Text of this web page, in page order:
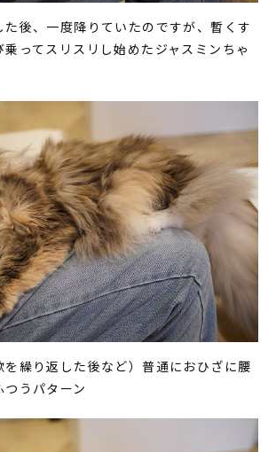
後、一度降りていたのですが、暫くす
ってスリスリし始めたジャスミンちゃ
繰り返した後など）普通におひざに腰
うパターン